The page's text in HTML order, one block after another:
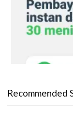
Recommended